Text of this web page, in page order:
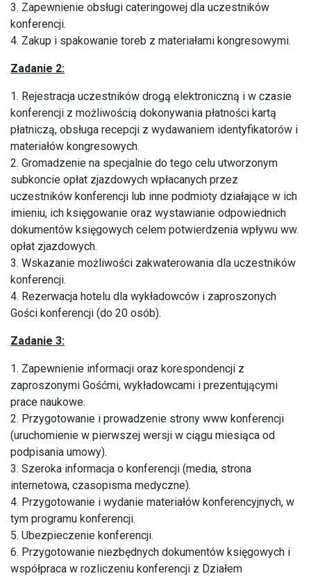
3. Zapewnienie obsługi cateringowej dla uczestników
konferencji.
4. Zakup i spakowanie toreb z materiałami kongresowymi.
Zadanie 2:
1. Rejestracja uczestników drogą elektroniczną i w czasie
konferencji z możliwością dokonywania płatności kartą
płatniczą, obsługa recepcji z wydawaniem identyfikatorów i
materiałów kongresowych.
2. Gromadzenie na specjalnie do tego celu utworzonym
subkoncie opłat zjazdowych wpłacanych przez
uczestników konferencji lub inne podmioty działające w ich
imieniu, ich księgowanie oraz wystawianie odpowiednich
dokumentów księgowych celem potwierdzenia wpływu ww.
opłat zjazdowych.
3. Wskazanie możliwości zakwaterowania dla uczestników
konferencji.
4. Rezerwacja hotelu dla wykładowców i zaproszonych
Gości konferencji (do 20 osób).
Zadanie 3:
1. Zapewnienie informacji oraz korespondencji z
zaproszonymi Gośćmi, wykładowcami i prezentującymi
prace naukowe.
2. Przygotowanie i prowadzenie strony www konferencji
(uruchomienie w pierwszej wersji w ciągu miesiąca od
podpisania umowy).
3. Szeroka informacja o konferencji (media, strona
internetowa, czasopisma medyczne).
4. Przygotowanie i wydanie materiałów konferencyjnych, w
tym programu konferencji.
5. Ubezpieczenie konferencji.
6. Przygotowanie niezbędnych dokumentów księgowych i
współpraca w rozliczeniu konferencji z Działem